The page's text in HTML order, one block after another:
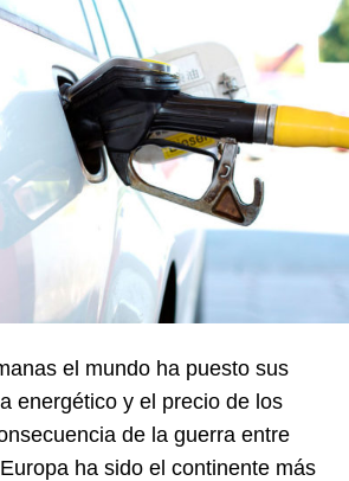
el mundo ha puesto sus
energético y el precio de los
de la guerra entre
ha sido el continente más